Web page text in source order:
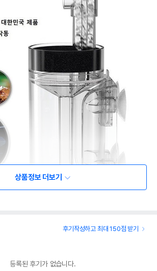
상품정보 더보기
후기작성하고 최대 150점 받기
등록된 후기가 없습니다.